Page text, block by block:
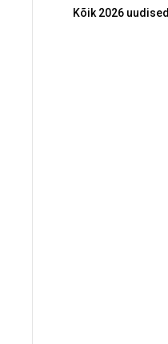
Kõik 2026 uudised